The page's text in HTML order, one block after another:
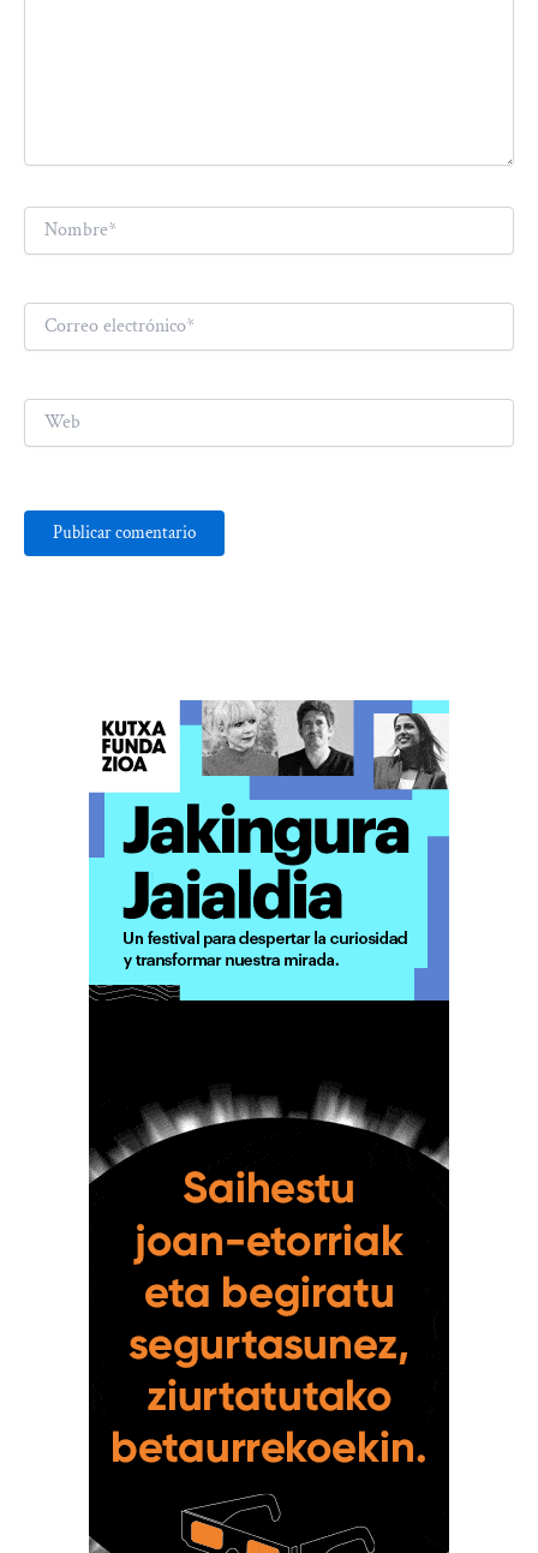
Nombre*
Correo
electrónico*
Web